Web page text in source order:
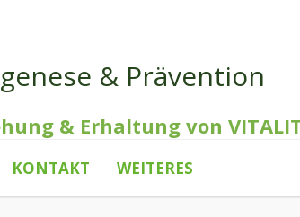
& Prävention
& Erhaltung von
KONTAKT WEITERES